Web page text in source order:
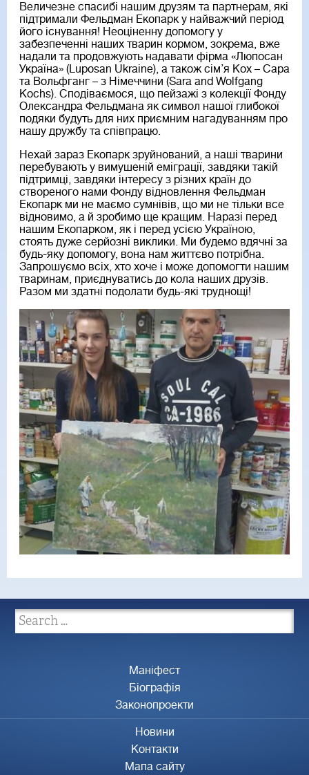
Величезне спасибі нашим друзям та партнерам, які
підтримали Фельдман Екопарк у найважчий період
його існування! Неоціненну допомогу у
забезпеченні наших тварин кормом, зокрема, вже
надали та продовжують надавати фірма «Люпосан
Україна» (Luposan Ukraine), а також сім’я Кох – Сара
та Вольфганг – з Німеччини (Sara and Wolfgang
Kochs). Сподіваємося, що пейзажі з колекції Фонду
Олександра Фельдмана як символ нашої глибокої
подяки будуть для них приємним нагадуванням про
нашу дружбу та співпрацю.
Нехай зараз Екопарк зруйнований, а наші тварини
перебувають у вимушеній еміграції, завдяки такій
підтримці, завдяки інтересу з різних країн до
створеного нами Фонду відновлення Фельдман
Екопарк ми не маємо сумнівів, що ми не тільки все
відновимо, а й зробимо ще кращим. Наразі перед
нашим Екопарком, як і перед усією Україною,
стоять дуже серйозні виклики. Ми будемо вдячні за
будь-яку допомогу, вона нам життєво потрібна.
Запрошуємо всіх, хто хоче і може допомогти нашим
тваринам, приєднуватись до кола наших друзів.
Разом ми здатні подолати будь-які труднощі!
Маніфест
Біографія
Законопроекти
Новини
Контакти
Мапа сайту